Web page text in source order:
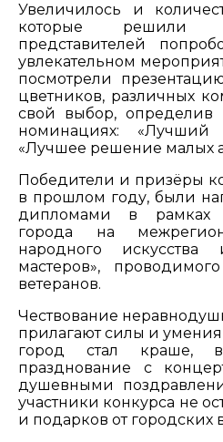
Увеличилось и
которые решили
представителей
увлекательном
посмотрели
цветников, различных
свой выбор, определив
номинациях: «Лучший
«Лучшее решение малых
Победители и призёры
в прошлом году, были
дипломами в рамках
города на
народного
мастеров»,
ветеранов.
Чествование
прилагают силы и
город стал краше,
празднование с
душевными
участники конкурса не
и подарков от городских